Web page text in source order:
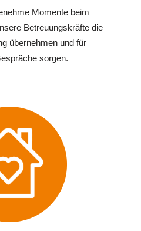
Momente beim
Betreuungskräfte die
übernehmen und für
sorgen.